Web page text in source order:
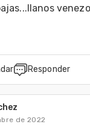
Responder
de 2022